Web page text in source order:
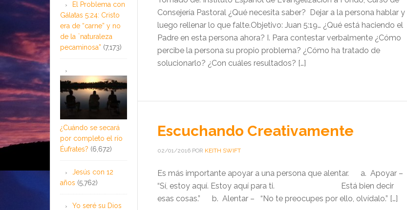
Consejería Pastoral ¿Qué necesita saber? Dejar a la persona hablar y
luego rellenar lo que falte.Objetivo: Juan 5:19… ¿Qué está haciendo el
Padre en esta persona ahora? I. Para contestar verbalmente ¿Cómo
percibe la persona su propio problema? ¿Cómo ha tratado de
solucionarlo? ¿Con cuáles resultados? […]
Escuchando Creativamente
02/01/2016 POR KEITH SWIFT
Es más importante apoyar a una persona que alentar. a. Apoyar –
“Sí, estoy aquí. Estoy aquí para ti. Está bien decir
esas cosas.” b. Alentar – “No te preocupes por ello, olvídalo.” […]
El Problema con
Gálatas 5:24: Cristo
era de “carne” y no
de la ¨naturaleza
pecaminosa” (7,173)
¿Cuándo se secará
por completo el río
Éufrates? (6,672)
Jesús con 12
años (5,762)
Yo seré su Dios